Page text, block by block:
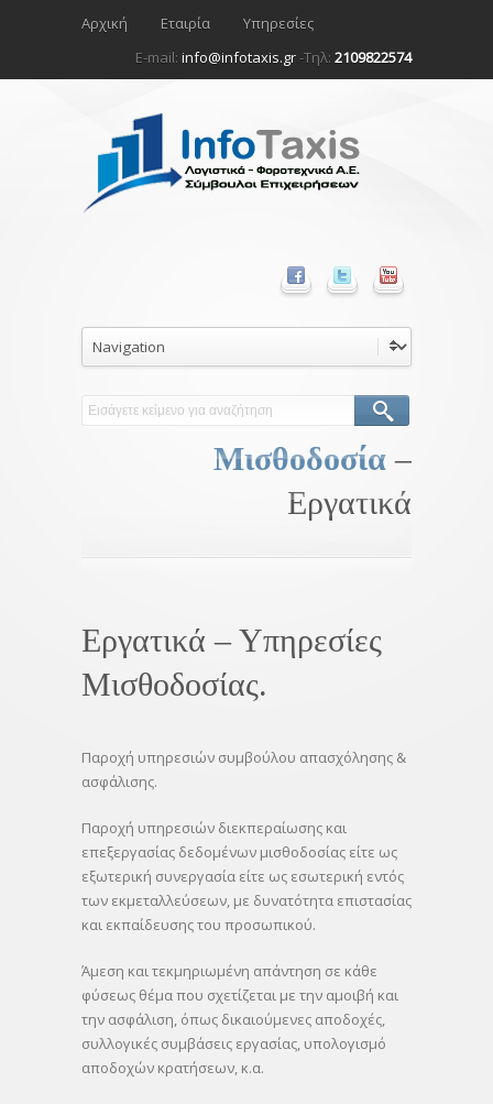
Αρχική Εταιρία
Υπηρεσίες
E-mail: info@infotaxis.gr-Τηλ: 2109822574
Μισθοδοσία –
Εργατικά
Εργατικά – Υπηρεσίες
Μισθοδοσίας.
Παροχή υπηρεσιών συμβούλου απασχόλησης &
ασφάλισης.
Παροχή υπηρεσιών διεκπεραίωσης και
επεξεργασίας δεδομένων μισθοδοσίας είτε ως
εξωτερική συνεργασία είτε ως εσωτερική εντός
των εκμεταλλεύσεων, με δυνατότητα επιστασίας
και εκπαίδευσης του προσωπικού.
Άμεση και τεκμηριωμένη απάντηση σε κάθε
φύσεως θέμα που σχετίζεται με την αμοιβή και
την ασφάλιση, όπως δικαιούμενες αποδοχές,
συλλογικές συμβάσεις εργασίας, υπολογισμό
αποδοχών κρατήσεων, κ.α.